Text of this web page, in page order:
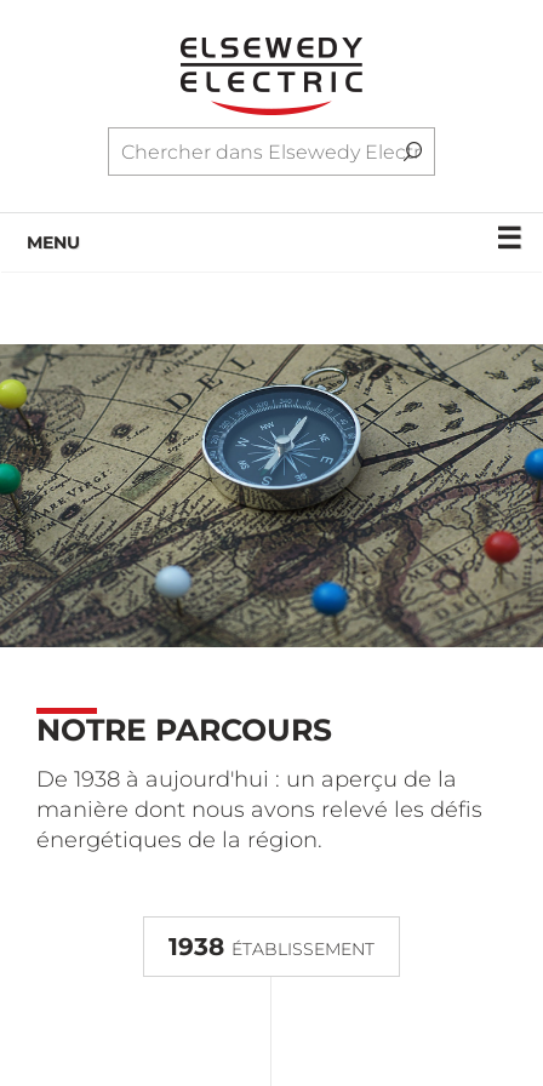
MENU ☰
NOTRE PARCOURS
De 1938 à aujourd'hui : un aperçu de la
manière dont nous avons relevé les défis
énergétiques de la région.
1938 ÉTABLISSEMENT